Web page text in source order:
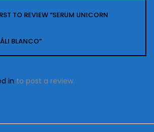
TO REVIEW “SERUM UNICORN
BLANCO”
in to post a review.